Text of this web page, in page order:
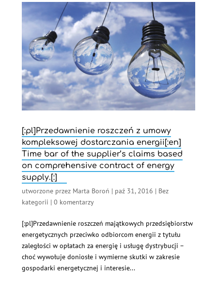
[:pl]Przedawnienie roszczeń z umowy
kompleksowej dostarczania energii[:en]
Time bar of the supplier’s claims based
on comprehensive contract of energy
supply.[:]
utworzone przez Marta Boroń | paź 31, 2016 | Bez
kategorii | 0 komentarzy
[:pl]Przedawnienie roszczeń majątkowych przedsiębiorstw
energetycznych przeciwko odbiorcom energii z tytułu
zaległości w opłatach za energię i usługę dystrybucji –
choć wywołuje doniosłe i wymierne skutki w zakresie
gospodarki energetycznej i interesie...